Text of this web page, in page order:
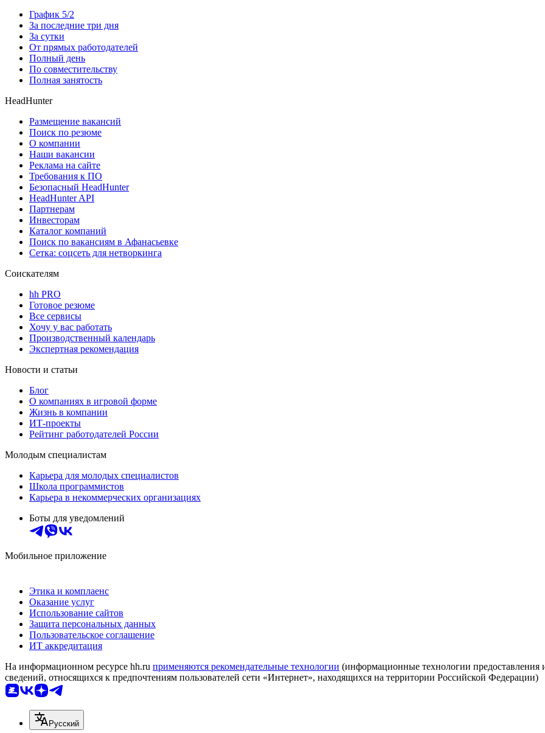
График 5/2
За последние три дня
За сутки
От прямых работодателей
Полный день
По совместительству
Полная занятость
HeadHunter
Размещение вакансий
Поиск по резюме
О компании
Наши вакансии
Реклама на сайте
Требования к ПО
Безопасный HeadHunter
HeadHunter API
Партнерам
Инвесторам
Каталог компаний
Поиск по вакансиям в Афанасьевке
Сетка: соцсеть для нетворкинга
Соискателям
hh PRO
Готовое резюме
Все сервисы
Хочу у вас работать
Производственный календарь
Экспертная рекомендация
Новости и статьи
Блог
О компаниях в игровой форме
Жизнь в компании
ИТ-проекты
Рейтинг работодателей России
Молодым специалистам
Карьера для молодых специалистов
Школа программистов
Карьера в некоммерческих организациях
Боты для уведомлений
Мобильное приложение
Этика и комплаенс
Оказание услуг
Использование сайтов
Защита персональных данных
Пользовательское соглашение
ИТ аккредитация
На информационном ресурсе hh.ru применяются рекомендательные технологии (информационные технологии предоставления
сведений, относящихся к предпочтениям пользователей сети «Интернет», находящихся на территории Российской Федерации)
Русский